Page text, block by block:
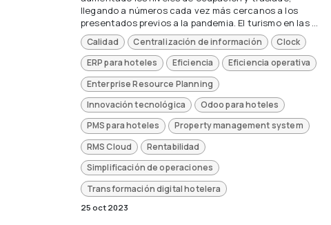
llegando a números cada vez más cercanos a los
presentados previos a la pandemia. El turismo en las ...
Calidad Centralización de información
Clock
ERP para hoteles
Eficiencia
Eficiencia operativa
Enterprise Resource Planning
Innovación tecnológica
Odoo para hoteles
PMS para hoteles
Property management system
RMS Cloud
Rentabilidad
Simplificación de operaciones
Transformación digital hotelera
25 oct 2023